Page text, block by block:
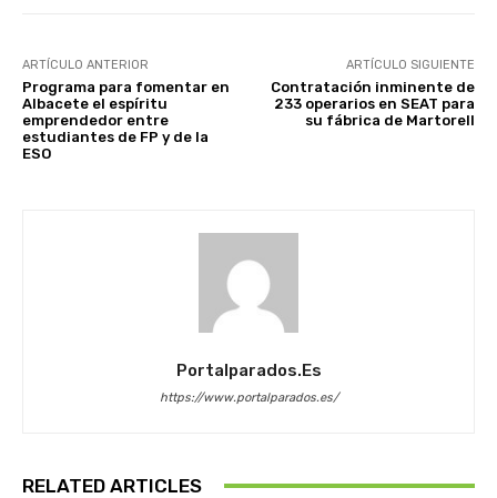
ARTÍCULO ANTERIOR
Programa para fomentar en
Albacete el espíritu
emprendedor entre
estudiantes de FP y de la
ESO
ARTÍCULO SIGUIENTE
Contratación inminente de
233 operarios en SEAT para
su fábrica de Martorell
Portalparados.es
https://www.portalparados.es/
RELATED ARTICLES